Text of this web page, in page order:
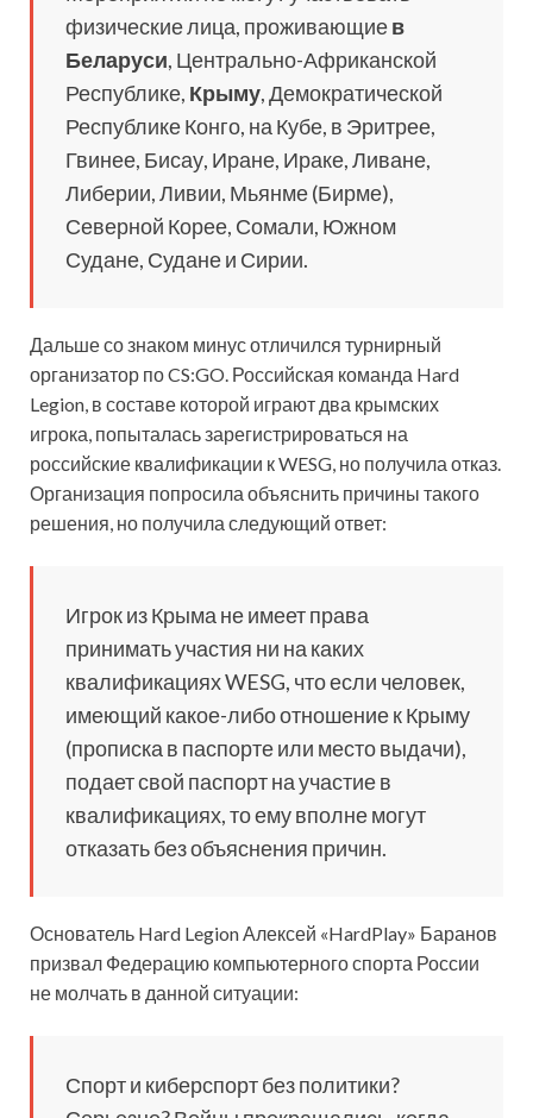
физические лица, проживающиев
Беларуси, Центрально-Африканской
Республике, Крыму, Демократической
Республике Конго, на Кубе, в Эритрее,
Гвинее, Бисау, Иране, Ираке, Ливане,
Либерии, Ливии, Мьянме (Бирме),
Северной Корее, Сомали, Южном
Судане, Судане и Сирии.
Дальше со знаком минус отличился турнирный
организатор по CS:GO. Российская команда Hard
Legion, в составе которой играют два крымских
игрока, попыталась зарегистрироваться на
российские квалификации к WESG, но получила отказ.
Организация попросила объяснить причины такого
решения, но получила следующий ответ:
Игрок из Крыма не имеет права
принимать участия ни на каких
квалификациях WESG, что если человек,
имеющий какое-либо отношение к Крыму
(прописка в паспорте или место выдачи),
подает свой паспорт на участие в
квалификациях, то ему вполне могут
отказать без объяснения причин.
Основатель Hard Legion Алексей «HardPlay» Баранов
призвал Федерацию компьютерного спорта России
не молчать в данной ситуации:
Спорт и киберспорт без политики?